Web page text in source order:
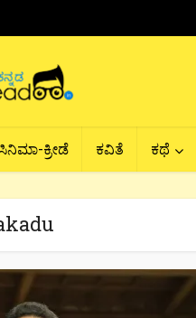
ಕ್ರೀಡೆ ಕವಿತೆ ಕಥೆ